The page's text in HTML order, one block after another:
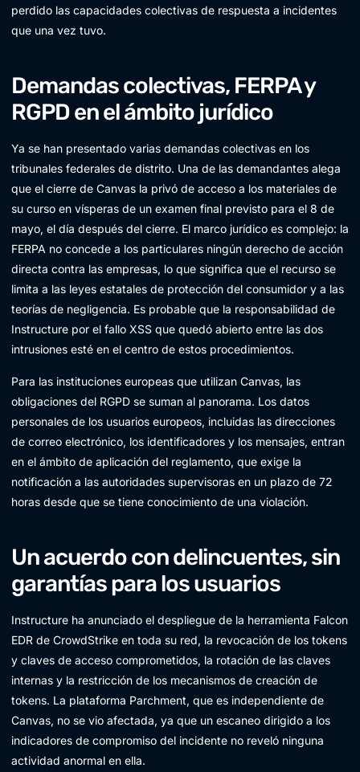
perdido las capacidades colectivas de respuesta a incidentes
que una vez tuvo.
Demandas colectivas, FERPA y
RGPD en el ámbito jurídico
Ya se han presentado varias demandas colectivas en los
tribunales federales de distrito. Una de las demandantes alega
que el cierre de Canvas la privó de acceso a los materiales de
su curso en vísperas de un examen final previsto para el 8 de
mayo, el día después del cierre. El marco jurídico es complejo: la
FERPA no concede a los particulares ningún derecho de acción
directa contra las empresas, lo que significa que el recurso se
limita a las leyes estatales de protección del consumidor y a las
teorías de negligencia. Es probable que la responsabilidad de
Instructure por el fallo XSS que quedó abierto entre las dos
intrusiones esté en el centro de estos procedimientos.
Para las instituciones europeas que utilizan Canvas, las
obligaciones del RGPD se suman al panorama. Los datos
personales de los usuarios europeos, incluidas las direcciones
de correo electrónico, los identificadores y los mensajes, entran
en el ámbito de aplicación del reglamento, que exige la
notificación a las autoridades supervisoras en un plazo de 72
horas desde que se tiene conocimiento de una violación.
Un acuerdo con delincuentes, sin
garantías para los usuarios
Instructure ha anunciado el despliegue de la herramienta Falcon
EDR de CrowdStrike en toda su red, la revocación de los tokens
y claves de acceso comprometidos, la rotación de las claves
internas y la restricción de los mecanismos de creación de
tokens. La plataforma Parchment, que es independiente de
Canvas, no se vio afectada, ya que un escaneo dirigido a los
indicadores de compromiso del incidente no reveló ninguna
actividad anormal en ella.